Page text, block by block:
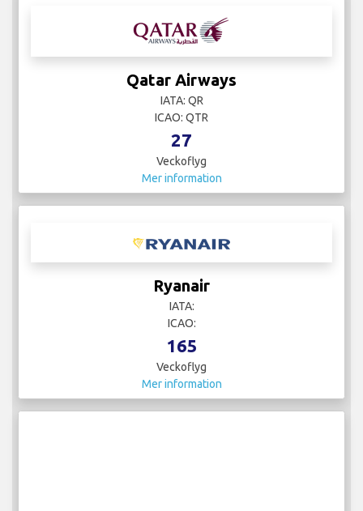
Qatar Airways
IATA: QR
ICAO: QTR
27
Veckoflyg
Mer information
Ryanair
IATA:
ICAO:
165
Veckoflyg
Mer information